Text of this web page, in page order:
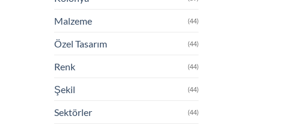
Malzeme (44)
Özel Tasarım (44)
Renk (44)
Şekil (44)
Sektörler (44)